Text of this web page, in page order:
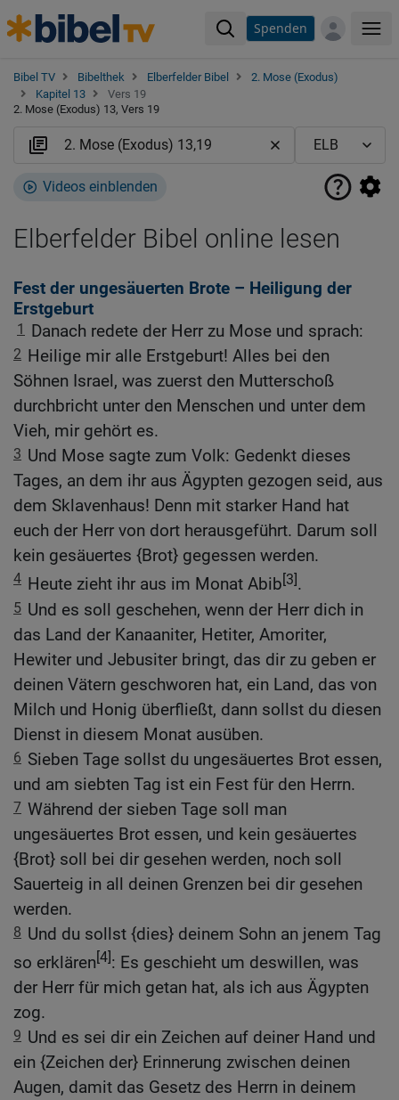
Spenden
Bibel TV Bibelthek Elberfelder Bibel
2. Mose (Exodus)
Kapitel 13
Vers 19
2. Mose (Exodus) 13, Vers 19
Videos einblenden
Elberfelder Bibel online lesen
Fest der ungesäuerten Brote – Heiligung der
Erstgeburt
1 Danach redete der Herr zu Mose und sprach:
2 Heilige mir alle Erstgeburt! Alles bei den
Söhnen Israel, was zuerst den Mutterschoß
durchbricht unter den Menschen und unter dem
Vieh, mir gehört es.
3 Und Mose sagte zum Volk: Gedenkt dieses
Tages, an dem ihr aus Ägypten gezogen seid, aus
dem Sklavenhaus! Denn mit starker Hand hat
euch der Herr von dort herausgeführt. Darum soll
kein gesäuertes {Brot} gegessen werden.
4 Heute zieht ihr aus im Monat Abib[3].
5 Und es soll geschehen, wenn der Herr dich in
das Land der Kanaaniter, Hetiter, Amoriter,
Hewiter und Jebusiter bringt, das dir zu geben er
deinen Vätern geschworen hat, ein Land, das von
Milch und Honig überfließt, dann sollst du diesen
Dienst in diesem Monat ausüben.
6 Sieben Tage sollst du ungesäuertes Brot essen,
und am siebten Tag ist ein Fest für den Herrn.
7 Während der sieben Tage soll man
ungesäuertes Brot essen, und kein gesäuertes
{Brot} soll bei dir gesehen werden, noch soll
Sauerteig in all deinen Grenzen bei dir gesehen
werden.
8 Und du sollst {dies} deinem Sohn an jenem Tag
so erklären[4]: Es geschieht um deswillen, was
der Herr für mich getan hat, als ich aus Ägypten
zog.
9 Und es sei dir ein Zeichen auf deiner Hand und
ein {Zeichen der} Erinnerung zwischen deinen
Augen, damit das Gesetz des Herrn in deinem